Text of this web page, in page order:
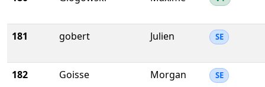
181 gobert Julien SE
182 Goisse Morgan SE